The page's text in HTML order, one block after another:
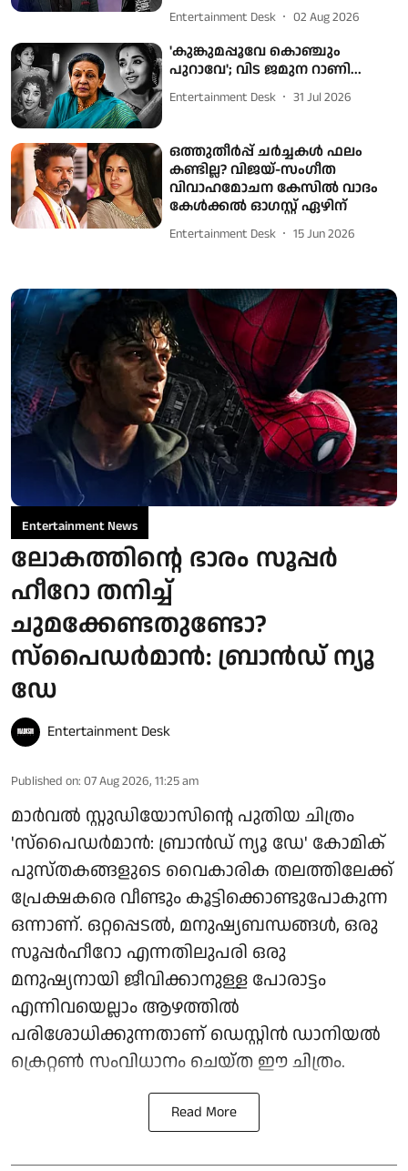
Entertainment Desk 02 Aug 2026
'കുങ്കുമപ്പൂവേ കൊഞ്ചും
പുറാവേ'; വിട ജമുന റാണി...
Entertainment Desk 31 Jul 2026
ഒത്തുതീര്‍പ്പ് ചര്‍ച്ചകള്‍ ഫലം
കണ്ടില്ല? വിജയ്-സംഗീത
വിവാഹമോചന കേസില്‍ വാദം
കേള്‍ക്കല്‍ ഓഗസ്റ്റ് ഏഴിന്
Entertainment Desk 15 Jun 2026
Entertainment News
ലോകത്തിന്റെ ഭാരം സൂപ്പർ
ഹീറോ തനിച്ച്
ചുമക്കേണ്ടതുണ്ടോ?
സ്പൈഡർമാൻ: ബ്രാൻഡ് ന്യൂ
ഡേ
Entertainment Desk
Published on: 07 Aug 2026, 11:25 am
മാർവൽ സ്റ്റുഡിയോസിന്റെ പുതിയ ചിത്രം
'സ്പൈഡർമാൻ: ബ്രാൻഡ് ന്യൂ ഡേ' കോമിക്
പുസ്തകങ്ങളുടെ വൈകാരിക തലത്തിലേക്ക്
പ്രേക്ഷകരെ വീണ്ടും കൂട്ടിക്കൊണ്ടുപോകുന്ന
ഒന്നാണ്. ഒറ്റപ്പെടൽ, മനുഷ്യബന്ധങ്ങൾ, ഒരു
സൂപ്പർഹീറോ എന്നതിലുപരി ഒരു
മനുഷ്യനായി ജീവിക്കാനുള്ള പോരാട്ടം
എന്നിവയെല്ലാം ആഴത്തിൽ
പരിശോധിക്കുന്നതാണ് ഡെസ്റ്റിൻ ഡാനിയൽ
ക്രെറ്റൺ സംവിധാനം ചെയ്ത ഈ ചിത്രം.
Read More